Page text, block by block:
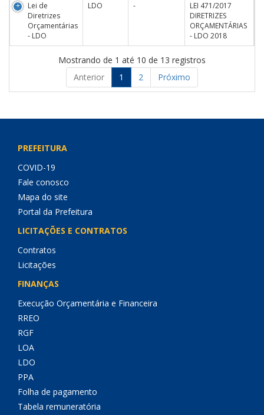
Lei de
Diretrizes
Orçamentárias
- LDO
LDO -
LEI 471/2017
DIRETRIZES
ORÇAMENTÁRIAS
- LDO 2018
Mostrando de 1 até 10 de 13 registros
Anterior
1 2 Próximo
PREFEITURA
COVID-19
Fale conosco
Mapa do site
Portal da Prefeitura
LICITAÇÕES E CONTRATOS
Contratos
Licitações
FINANÇAS
Execução Orçamentária e Financeira
RREO
RGF
LOA
LDO
PPA
Folha de pagamento
Tabela remuneratória